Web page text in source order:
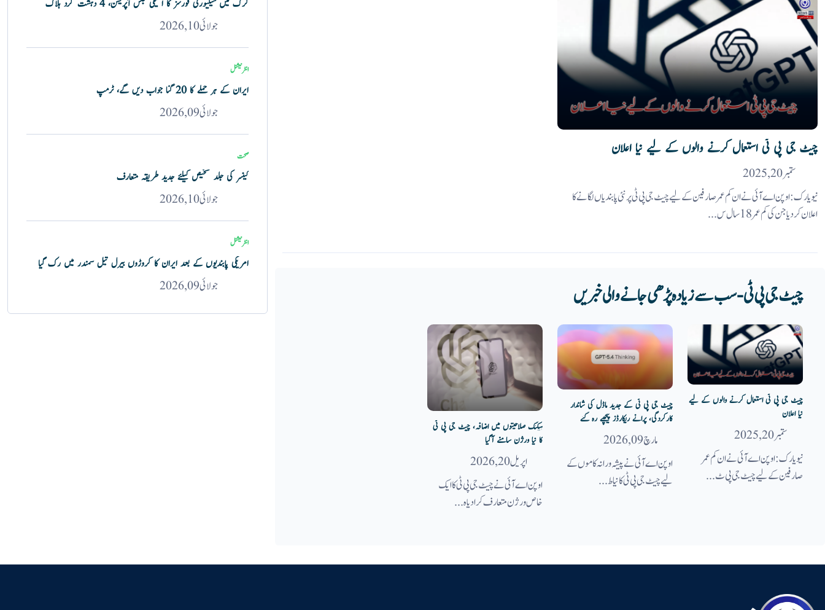
چیٹ جی پی ٹی استعمال کرنے والوں کے لیے نیا اعلان
ستمبر 20, 2025
نیویارک : اوپن اے آئی نے ان کم عمر صارفین کے لیے چیٹ جی پی ٹی پر نئی پابندیاں لگانے کا
اعلان کردیا جن کی کم عمر 18 سال س...
چیٹ جی پی ٹی - سب سے زیادہ پڑھی جانے والی خبریں
چیٹ جی پی ٹی استعمال کرنے والوں کے لیے
نیا اعلان
ستمبر 20, 2025
نیویارک : اوپن اے آئی نے ان کم عمر
صارفین کے لیے چیٹ جی پی ٹ...
چیٹ جی پی ٹی کے جدید ماڈل کی شاندار
کارکردگی، پرانے ریکارڈز پیچھے رہ گئے
مارچ 09, 2026
اوپن اے آئی نے پیشہ ورانہ کاموں کے
لیے چیٹ جی پی ٹی کا نیا ط...
ہیکنگ صلاحیتوں میں اضافہ، چیٹ جی پی ٹی
کا نیا ورژن سامنے آگیا
اپریل 20, 2026
اوپن اے آئی نے چیٹ جی پی ٹی کا ایک
خاص ورژن متعارف کرا دیا ہ...
کرک میں سیکیورٹی فورسز کا انٹیلی جنس آپریشن، 4 دہشت گرد ہلاک
جولائی 10, 2026
انٹرنیشنل
ایران کے ہر حملے کا 20 گنا جواب دیں گے، ٹرمپ
جولائی 09, 2026
صحت
کینسر کی جلد تشخیص کیلئے جدید طریقہ متعارف
جولائی 10, 2026
انٹرنیشنل
امریکی پابندیوں کے بعد ایران کا کروڑوں بیرل تیل سمندر میں رک گیا
جولائی 09, 2026